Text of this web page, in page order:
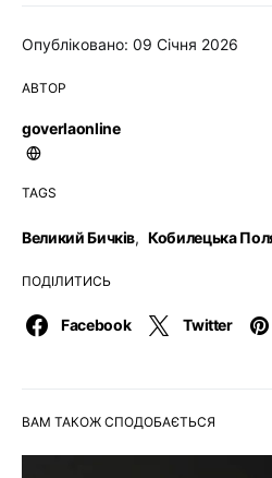
Опубліковано: 09 Січня 2026
АВТОР
goverlaonline
TAGS
Великий Бичків, Кобилецька
ПОДІЛИТИСЬ
Facebook Twitter
ВАМ ТАКОЖ СПОДОБАЄТЬСЯ